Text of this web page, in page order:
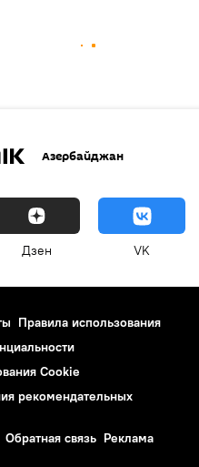
Азербайджан
Дзен VK
Правила использования
Cookie
рекомендательных
Обратная связь Реклама